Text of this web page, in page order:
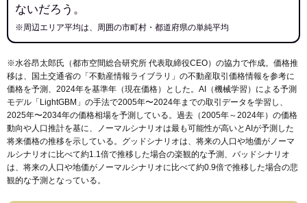
ないだろう。
※周辺エリア平均は、周囲の市町村・都道府県の単純平均
※水谷昂太郎氏（都市空間総合研究所 代表取締役CEO）の協力で作成。価格推
移は、国土交通省の「 不動産情報ライブラリ 」の不動産取引価格情報を参考に
価格を予測、2024年を基準年（現在価格）とした。AI（機械学習）による予測
モデル「LightGBM」の手法で2005年〜2024年までの取引データを学習し、
2025年〜2034年の価格相場を予測している。過去（2005年～2024年）の価格
動向や人口推計を基に、ノーマルシナリオは最も可能性が高いとAIが予測した
将来価格の推移を示している。グッドシナリオは、将来の人口や地価がノーマ
ルシナリオに比べて約1.1倍で推移した場合の楽観的な予測、バッドシナリオ
は、将来の人口や地価がノーマルシナリオに比べて約0.9倍で推移した場合の悲
観的な予測となっている。